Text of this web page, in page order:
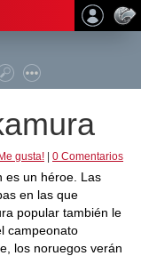
Me gusta! 0 Comentarios
es un héroe. Las
en las que
popular también le
campeonato
los noruegos verán